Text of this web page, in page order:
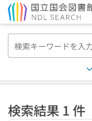
検索結果 1 件